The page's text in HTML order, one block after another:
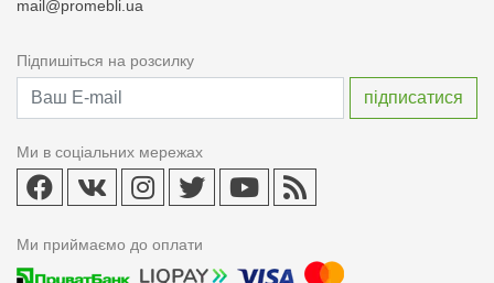
mail@promebli.ua
Підпишіться на розсилку
Ми в соціальних мережах
Ми приймаємо до оплати